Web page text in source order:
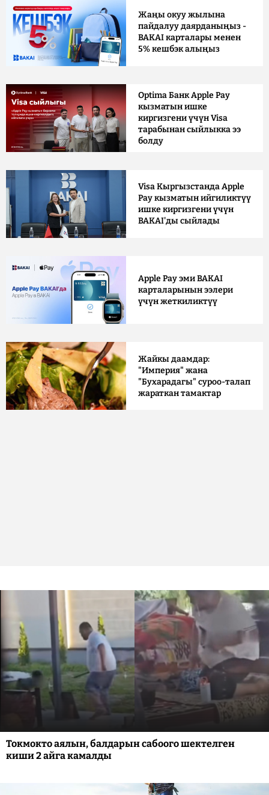
Жаңы окуу жылына
пайдалуу даярданыңыз -
BAKAI карталары менен
5% кешбэк алыңыз
Optima Банк Apple Pay
кызматын ишке
киргизгени үчүн Visa
тарабынан сыйлыкка ээ
болду
Visa Кыргызстанда Apple
Pay кызматын ийгиликтүү
ишке киргизгени үчүн
BAKAI'ды сыйлады
Apple Pay эми BAKAI
карталарынын ээлери
үчүн жеткиликтүү
Жайкы даамдар:
"Империя" жана
"Бухарадагы" суроо-талап
жараткан тамактар
Токмокто аялын, балдарын сабоого шектелген
киши 2 айга камалды